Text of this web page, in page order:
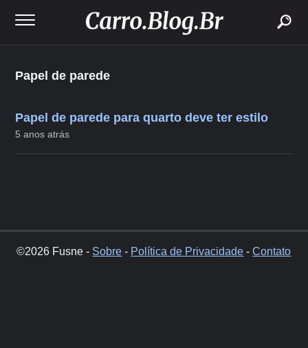
Papel de parede
Papel de parede para quarto deve ter estilo
5 anos atrás
©2026 Fusne - Sobre - Política de Privacidade -Contato